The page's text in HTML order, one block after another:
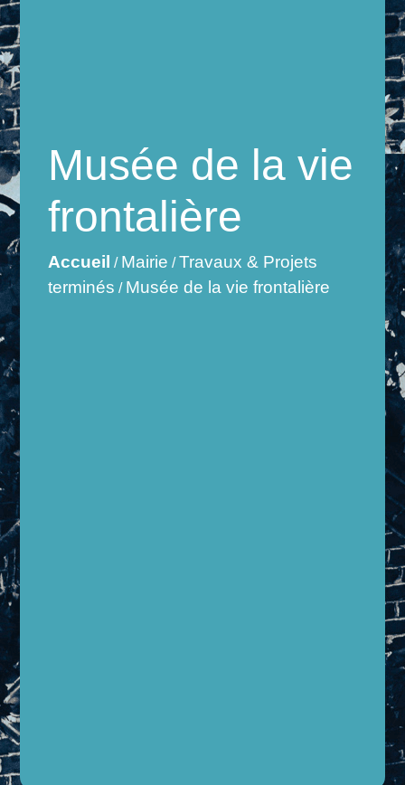
Musée de la vie
frontalière
Accueil / Mairie /Travaux & Projets
terminés / Musée de la vie frontalière